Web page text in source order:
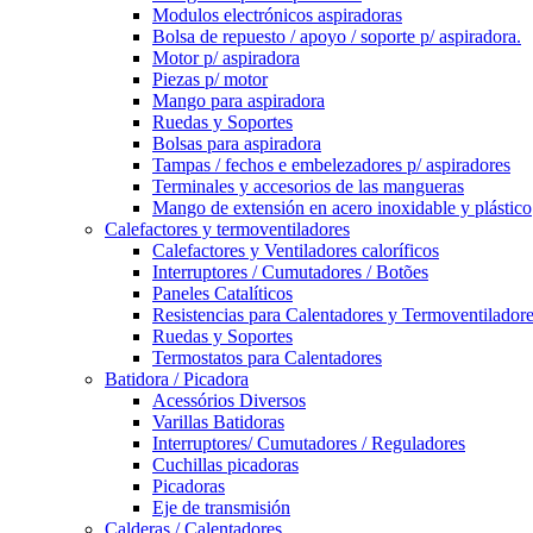
Modulos electrónicos aspiradoras
Bolsa de repuesto / apoyo / soporte p/ aspiradora.
Motor p/ aspiradora
Piezas p/ motor
Mango para aspiradora
Ruedas y Soportes
Bolsas para aspiradora
Tampas / fechos e embelezadores p/ aspiradores
Terminales y accesorios de las mangueras
Mango de extensión en acero inoxidable y plástico
Calefactores y termoventiladores
Calefactores y Ventiladores caloríficos
Interruptores / Cumutadores / Botões
Paneles Catalíticos
Resistencias para Calentadores y
Ruedas y Soportes
Termostatos para Calentadores
Batidora / Picadora
Acessórios Diversos
Varillas Batidoras
Interruptores/ Cumutadores / Reguladores
Cuchillas picadoras
Picadoras
Eje de transmisión
Calderas / Calentadores